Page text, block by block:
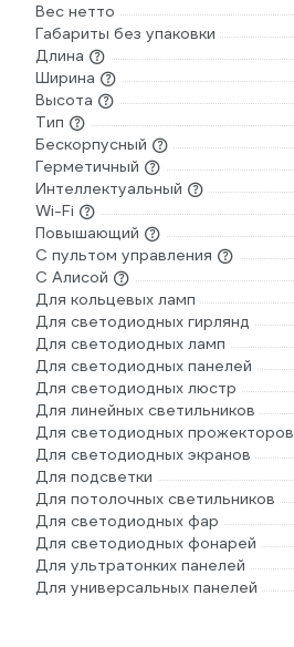
Вес нетто
Габариты без упаковки
Длина
Ширина
Высота
Тип
Бескорпусный
Герметичный
Интеллектуальный
Wi-Fi
Повышающий
С пультом управления
С Алисой
Для кольцевых ламп
Для светодиодных гирлянд
Для светодиодных ламп
Для светодиодных панелей
Для светодиодных люстр
Для линейных светильников
Для светодиодных прожекторов
Для светодиодных экранов
Для подсветки
Для потолочных светильников
Для светодиодных фар
Для светодиодных фонарей
Для ультратонких панелей
Для универсальных панелей